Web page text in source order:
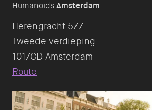
HumanoidsAmsterdam
Herengracht 577
Tweede verdieping
Route